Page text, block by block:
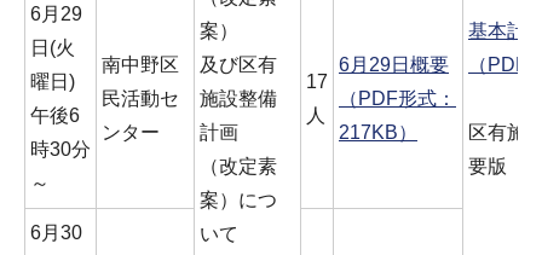
案）
及び区有
施設整備
計画
（改定素
案）につ
いて
基本計
（PDF
区有施
要版
6月29
日(火
曜日)
午後6
時30分
～
南中野区
民活動セ
ンター
17
人
6月29日概要
（PDF形式：
217KB）
6月30